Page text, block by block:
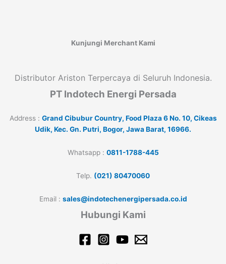
Kunjungi Merchant Kami
Distributor Ariston Terpercaya di Seluruh Indonesia.
PT Indotech Energi Persada
Address : Grand Cibubur Country, Food Plaza 6 No. 10, Cikeas
Udik, Kec. Gn. Putri, Bogor, Jawa Barat, 16966.
Whatsapp : 0811-1788-445
Telp. (021) 80470060
Email : sales@indotechenergipersada.co.id
Hubungi Kami